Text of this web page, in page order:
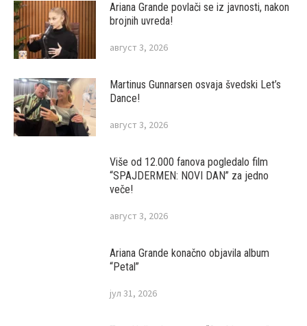
Ariana Grande povlači se iz javnosti, nakon
brojnih uvreda!
август 3, 2026
Martinus Gunnarsen osvaja švedski Let’s
Dance!
август 3, 2026
Više od 12.000 fanova pogledalo film
“SPAJDERMEN: NOVI DAN” za jedno
veče!
август 3, 2026
Ariana Grande konačno objavila album
“Petal”
јул 31, 2026